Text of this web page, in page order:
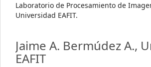
Laboratorio de Procesamiento de
Universidad EAFIT.
Jaime A. Bermúdez A.,
EAFIT